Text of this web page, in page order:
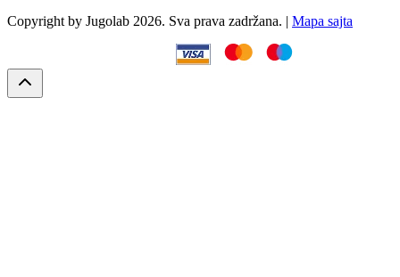
Copyright by Jugolab 2026. Sva prava zadržana. | Mapa sajta